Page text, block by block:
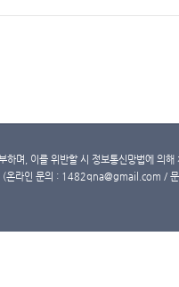
하며, 이를 위반할 시 정보통신망법에 의
(온라인 문의 : 1482qna@gmail.com /